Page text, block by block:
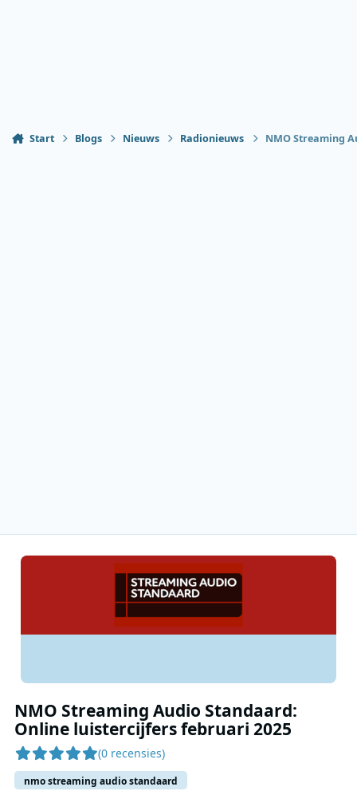
Start Blogs Nieuws Radionieuws NMO Streaming
NMO Streaming Audio Standaard:
Online luistercijfers februari 2025
(0 recensies)
nmo streaming audio standaard